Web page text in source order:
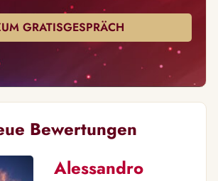
GRATISGESPRÄCH
Bewertungen
Alessandro